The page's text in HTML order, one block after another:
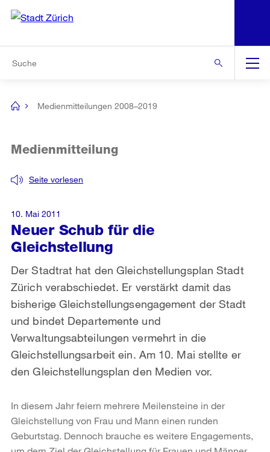
Navigation
[no
Medienmitteilungen 2008–2019
Neuer Schub für die
Gleichstellung
Seite vorlesen
Medienmitteilung
Der Stadtrat hat den Gleichstellungsplan Stadt
Zürich verabschiedet. Er verstärkt damit das
bisherige Gleichstellungsengagement der Stadt
und bindet Departemente und
Verwaltungsabteilungen vermehrt in die
Gleichstellungsarbeit ein. Am 10. Mai stellte er
den Gleichstellungsplan den Medien vor.
10. Mai 2011
In diesem Jahr feiern mehrere Meilensteine in der
Gleichstellung von Frau und Mann einen runden
Geburtstag. Dennoch brauche es weitere Engagements,